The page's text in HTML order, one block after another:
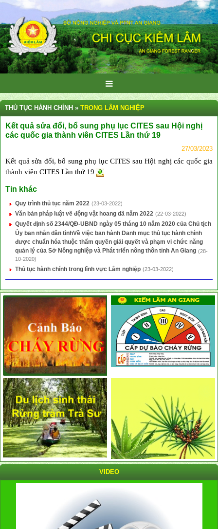
THỦ TỤC HÀNH CHÍNH » TRONG LÂM NGHIỆP
Kết quả sửa đổi, bổ sung phụ lục CITES sau Hội nghị
các quốc gia thành viên CITES Lần thứ 19
27/03/2023
Kết quả sửa đổi, bổ sung phụ lục CITES sau Hội nghị các quốc gia
thành viên CITES Lần thứ 19
Tin khác
Quy trình thủ tục năm 2022 (23-03-2022)
Văn bản pháp luật về động vật hoang dã năm 2022 (22-03-2022)
Quyết định số 2344/QĐ-UBND ngày 05 tháng 10 năm 2020 của Chủ tịch
Ủy ban nhân dân tỉnhVề việc ban hành Danh mục thủ tục hành chính
được chuẩn hóa thuộc thẩm quyền giải quyết và phạm vi chức năng
quản lý của Sở Nông nghiệp và Phát triển nông thôn tỉnh An Giang (28-
10-2020)
Thủ tục hành chính trong lĩnh vực Lâm nghiệp (23-03-2022)
VIDEO